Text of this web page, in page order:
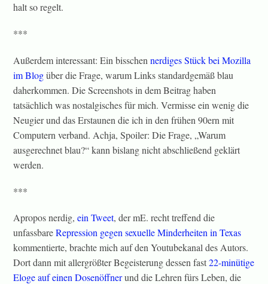
halt so regelt.
***
Außerdem interessant: Ein bisschennerdiges Stück bei Mozilla
im Blogüber die Frage, warum Links standardgemäß blau
daherkommen. Die Screenshots in dem Beitrag haben
tatsächlich was nostalgisches für mich. Vermisse ein wenig die
Neugier und das Erstaunen die ich in den frühen 90ern mit
Computern verband. Achja, Spoiler: Die Frage, „Warum
ausgerechnet blau?“ kann bislang nicht abschließend geklärt
werden.
***
Apropos nerdig,ein Tweet, der mE. recht treffend die
unfassbareRepression gegen sexuelle Minderheiten in Texas
kommentierte, brachte mich auf den Youtubekanal des Autors.
Dort dann mit allergrößter Begeisterung dessen fast22-minütige
Eloge auf einen Dosenöffnerund die Lehren fürs Leben, die